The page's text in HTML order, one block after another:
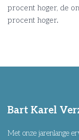
procent hoger, de
procent hoger.
Bart Karel
Met onze jarenlange